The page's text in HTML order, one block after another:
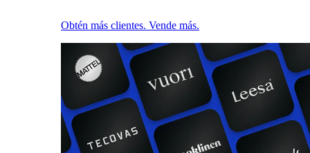
Obtén más clientes. Vende más.